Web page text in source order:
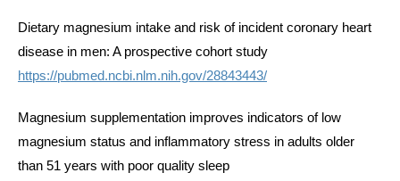
Dietary magnesium intake and risk of incident coronary heart
disease in men: A prospective cohort study
https://pubmed.ncbi.nlm.nih.gov/28843443/
Magnesium supplementation improves indicators of low
magnesium status and inflammatory stress in adults older
than 51 years with poor quality sleep